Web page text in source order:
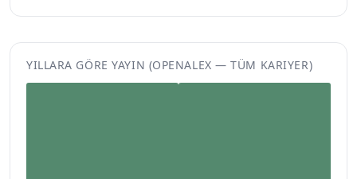
YILLARA GÖRE YAYIN (OPENALEX — TÜM KARIYER)